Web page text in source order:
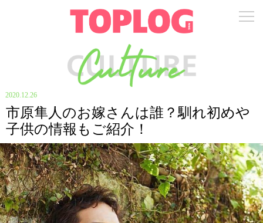
2020.12.26
市原隼人のお嫁さんは誰？馴れ初めや
子供の情報もご紹介！